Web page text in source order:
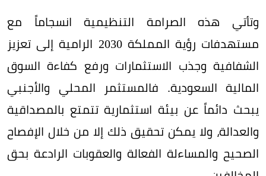
وتأتي هذه الصرامة التنظيمية انسجاماً مع
مستهدفات رؤية المملكة 2030 الرامية إلى تعزيز
الشفافية وجذب الاستثمارات ورفع كفاءة السوق
المالية السعودية. فالمستثمر المحلي والأجنبي
يبحث دائماً عن بيئة استثمارية تتمتع بالمصداقية
والعدالة، ولا يمكن تحقيق ذلك إلا من خلال الإفصاح
الصحيح والمساءلة الفعالة والعقوبات الرادعة بحق